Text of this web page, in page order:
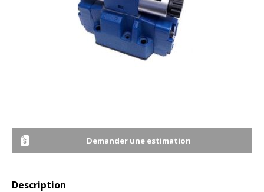
Demander une estimation
Description